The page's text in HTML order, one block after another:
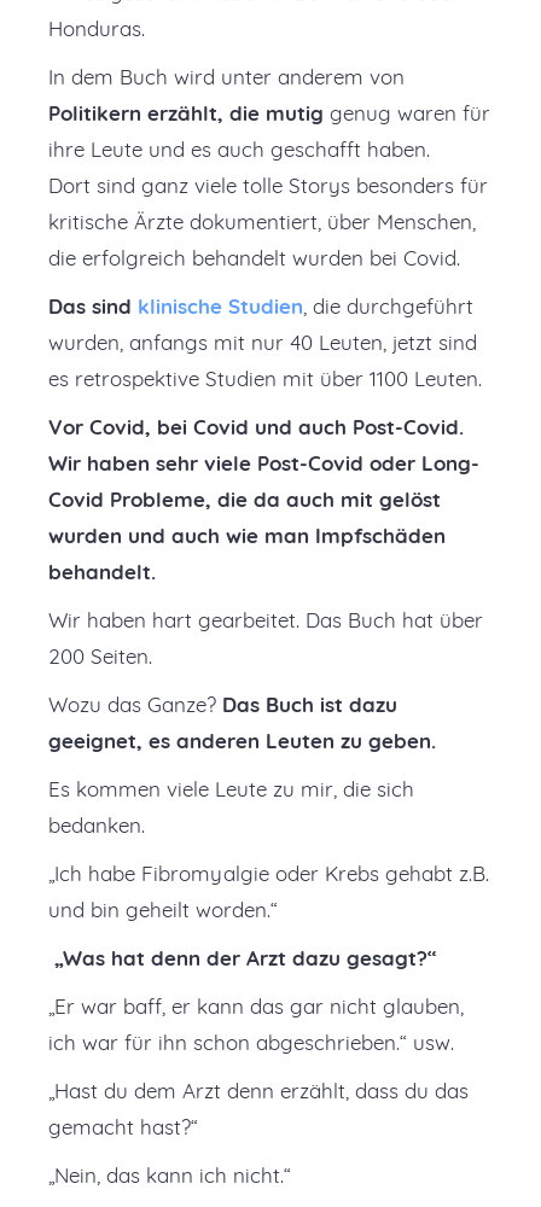
Honduras.
In dem Buch wird unter anderem von
Politikern erzählt, die mutig genug waren für
ihre Leute und es auch geschafft haben.
Dort sind ganz viele tolle Storys besonders für
kritische Ärzte dokumentiert, über Menschen,
die erfolgreich behandelt wurden bei Covid.
Das sind klinische Studien , die durchgeführt
wurden, anfangs mit nur 40 Leuten, jetzt sind
es retrospektive Studien mit über 1100 Leuten.
Vor Covid, bei Covid und auch Post-Covid.
Wir haben sehr viele Post-Covid oder Long-
Covid Probleme, die da auch mit gelöst
wurden und auch wie man Impfschäden
behandelt.
Wir haben hart gearbeitet. Das Buch hat über
200 Seiten.
Wozu das Ganze? Das Buch ist dazu
geeignet, es anderen Leuten zu geben.
Es kommen viele Leute zu mir, die sich
bedanken.
„Ich habe Fibromyalgie oder Krebs gehabt z.B.
und bin geheilt worden.“
„Was hat denn der Arzt dazu gesagt?“
„Er war baff, er kann das gar nicht glauben,
ich war für ihn schon abgeschrieben.“ usw.
„Hast du dem Arzt denn erzählt, dass du das
gemacht hast?“
„Nein, das kann ich nicht.“